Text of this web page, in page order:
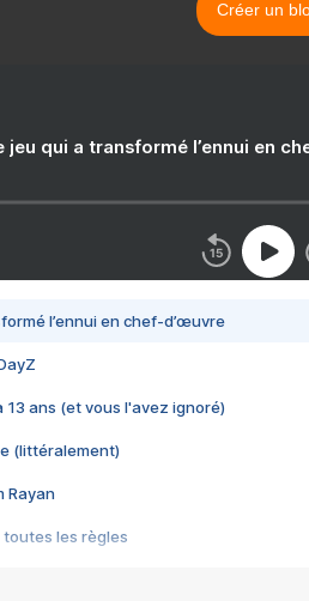
Créer un
jeu qui a transformé l’ennui en
l’ennui en chef-d’œuvre
13 ans (et vous l'avez ignoré)
(littéralement)
Rayan
toutes les règles